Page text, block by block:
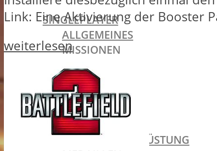
BATTLEFIELD 1
SINGLEPLAYER
ALLGEMEINES
MISSIONEN
TRAILER
MULTIPLAYER
ALLGEMEINES
SPIELMODI
MAPS
WAFFEN & AUSRÜSTUNG
Link: Eine Aktivierung der Booster
weiterlesen